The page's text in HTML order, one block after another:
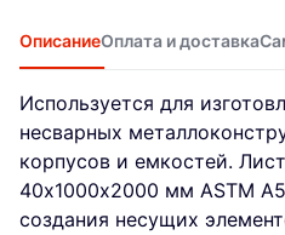
ОписаниеОплата и доставка
Используется для
несварных
корпусов и емкостей.
40х1000х2000 мм ASTM
создания несущих